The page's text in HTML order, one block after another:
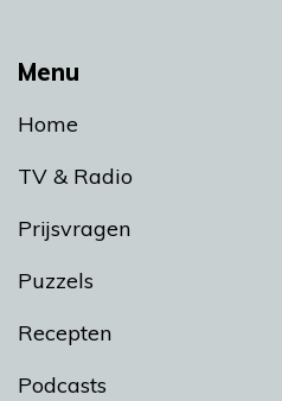
Menu
Home
TV & Radio
Prijsvragen
Puzzels
Recepten
Podcasts